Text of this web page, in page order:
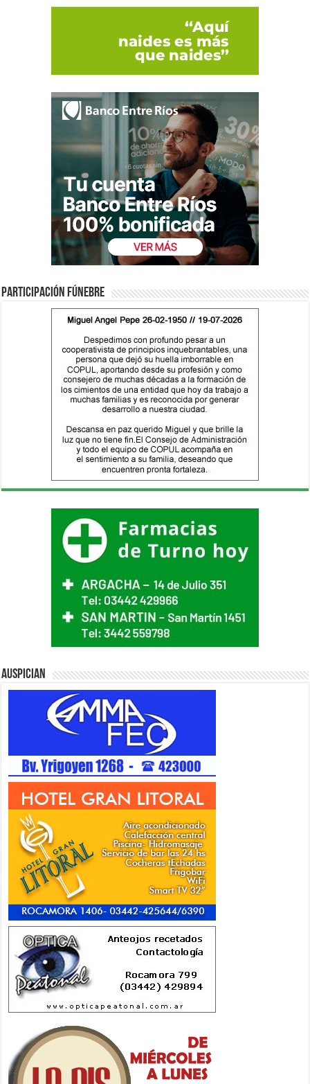
Participación fúnebre
Auspician